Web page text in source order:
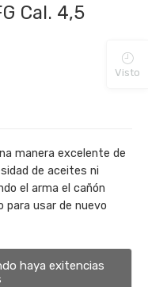
Cal. 4,5
manera excelente de
de aceites ni
el arma el cañón
para usar de nuevo
haya exitencias
Visto